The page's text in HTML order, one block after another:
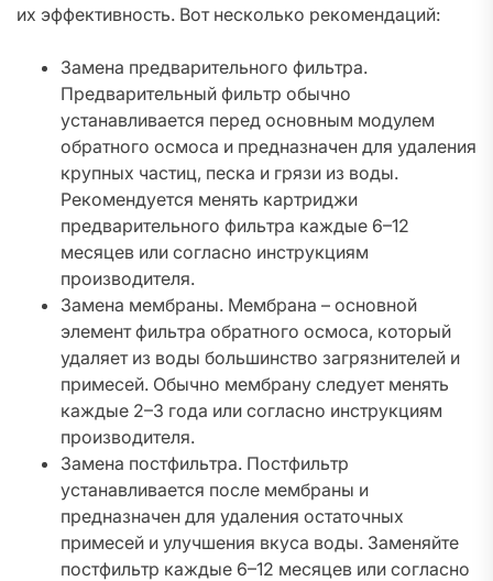
их эффективность. Вот несколько рекомендаций:
Замена предварительного фильтра.
Предварительный фильтр обычно
устанавливается перед основным модулем
обратного осмоса и предназначен для удаления
крупных частиц, песка и грязи из воды.
Рекомендуется менять картриджи
предварительного фильтра каждые 6–12
месяцев или согласно инструкциям
производителя.
Замена мембраны. Мембрана – основной
элемент фильтра обратного осмоса, который
удаляет из воды большинство загрязнителей и
примесей. Обычно мембрану следует менять
каждые 2–3 года или согласно инструкциям
производителя.
Замена постфильтра. Постфильтр
устанавливается после мембраны и
предназначен для удаления остаточных
примесей и улучшения вкуса воды. Заменяйте
постфильтр каждые 6–12 месяцев или согласно